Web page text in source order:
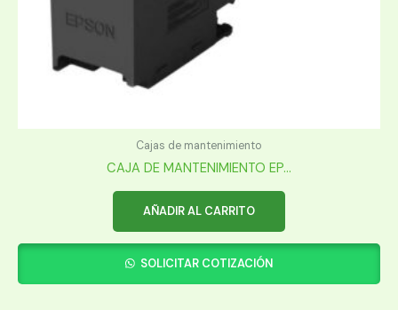
Cajas de mantenimiento
CAJA DE MANTENIMIENTO EP...
AÑADIR AL CARRITO
SOLICITAR COTIZACIÓN